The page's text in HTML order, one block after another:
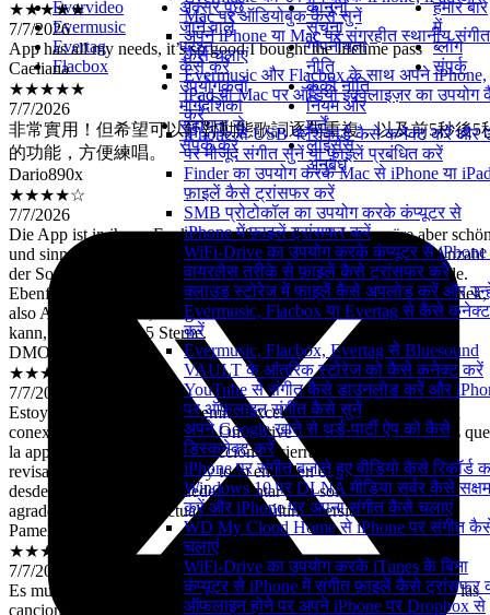
Mac पर ऑडियोबुक कैसे सुनें
अपने iPhone या Mac पर संग्रहीत स्थानीय संगीत
कैसे चलाएं
Evermusic और Flacbox के साथ अपने iPhone,
iPad या Mac पर ऑडियो इक्वलाइज़र का उपयोग
करें
iPhone से USB फ्लैशकार्ड कैसे कनेक्ट करें और
पर मौजूद संगीत सुनें या फ़ाइलें प्रबंधित करें
Finder का उपयोग करके Mac से iPhone या
फ़ाइलें कैसे ट्रांसफर करें
SMB प्रोटोकॉल का उपयोग करके कंप्यूटर से
iPhone में फ़ाइलें ट्रांसफर करें
WiFi-Drive का उपयोग करके कंप्यूटर से iPhone
वायरलेस तरीके से फ़ाइलें कैसे ट्रांसफर करें
क्लाउड स्टोरेज में फाइलें कैसे अपलोड करें और
Evermusic, Flacbox या Evertag से कैसे कनेक्ट
करें
Evermusic, Flacbox, Evertag से Bluesound
VAULT के आंतरिक स्टोरेज को कैसे कनेक्ट करें
YouTube से संगीत कैसे डाउनलोड करें और
पर ऑफ़लाइन संगीत कैसे सुनें
अपने Google खाते से थर्ड-पार्टी ऐप को कैसे
डिस्कनेक्ट करें
iPhone पर संगीत बजाते हुए वीडियो कैसे रिकॉर्ड
Windows 10 पर DLNA मीडिया सर्वर कैसे सक्षम
करें और iPhone पर अपना संगीत कैसे चलाएं
WD My Cloud Home से iPhone पर संगीत
चलाएं
WiFi-Drive का उपयोग करके iTunes के बिना
कंप्यूटर से iPhone में संगीत फ़ाइलें कैसे ट्रांसफर
ऑफलाइन होने पर अपने iPhone पर Dropbox से
7/7/2026
App has all my needs, it’s so good I bought the lifetime pass
Caeliana
★★★★★
7/7/2026
非常實用！但希望可以針對動態歌詞逐句重複，以及前5秒後5
的功能，方便練唱。
Dario890x
★★★★☆
7/7/2026
Die App ist in ihrem Funktionsumfang sehr solide, es wäre aber
und sinnvoll, wenn in der Bibliotheksansicht unter Alben, die Anzahl
der Songs anstatt die Albumlaufzeit unter den Alben stehen würde.
Ebenfalls wäre es toll, wenn man die ganzen Reiter in der Bibliothek,
also Alben, Künstler, Songs usw. selber anpassen und ausblenden
kann, dann gäbe es 5 Sterne.
DMOL9023
★★★★☆
7/7/2026
Estoy pagando la versión premiun excelente las actualizaciónes la
conexión con Google Drive y One Drive va excelente lo único es que
la app cuando dejó en reproducción se cierra no se porque ya he
revisado en configuraciónes y todo en orden el problema lo tengo
desde hace 4 días si me pueden orientar para solucionar se los
agradezco la app esta actualizada a la última versión.
Pamela Velazco
★★★★★
7/7/2026
Es muy buena se adapta a mí gratis puedo cambiar la posición de las
canciones es lo máximo no la dañen
Evervideo
Evermusic
Evertag
Flacbox
अक्सर पूछे
जाने वाले
प्रश्न
कैसे करें
उपयोगकर्ता
मार्गदर्शिका
सहायता से
संपर्क करें
कानूनी
सूचना
गोपनीयता
नीति
कुकी नीति
नियम और
शर्तें
लाइसेंस
अनुबंध
हमारे बारे
में
ब्लॉग
संपर्क